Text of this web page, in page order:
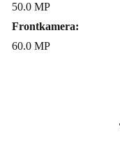
Definitiv! Mit 5G,
großem Akku bist du
Elektroschrott und
50.0 MP
Frontkamera:
60.0 MP